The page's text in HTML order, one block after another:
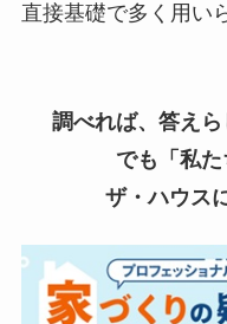
直接基礎で多く用い
調べれば、答えら
でも「私た
ザ・ハウス